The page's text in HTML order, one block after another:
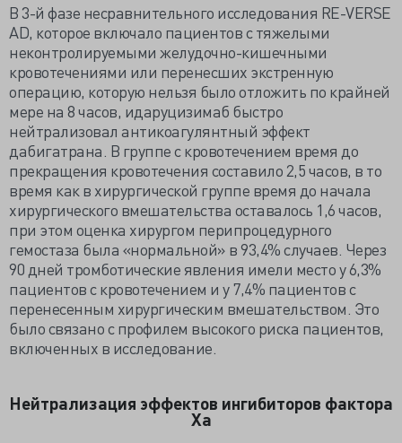
В 3-й фазе несравнительного исследования RE-VERSE
AD, которое включало пациентов с тяжелыми
неконтролируемыми желудочно-кишечными
кровотечениями или перенесших экстренную
операцию, которую нельзя было отложить по крайней
мере на 8 часов, идаруцизимаб быстро
нейтрализовал антикоагулянтный эффект
дабигатрана. В группе с кровотечением время до
прекращения кровотечения составило 2,5 часов, в то
время как в хирургической группе время до начала
хирургического вмешательства оставалось 1,6 часов,
при этом оценка хирургом перипроцедурного
гемостаза была «нормальной» в 93,4% случаев. Через
90 дней тромботические явления имели место у 6,3%
пациентов с кровотечением и у 7,4% пациентов с
перенесенным хирургическим вмешательством. Это
было связано с профилем высокого риска пациентов,
включенных в исследование.
Нейтрализация эффектов ингибиторов фактора
Ха